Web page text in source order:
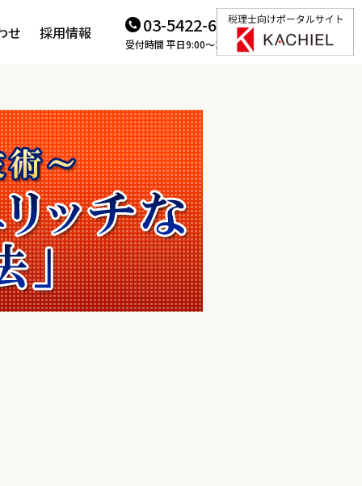
せ 採用情報 03-5422-6166
受付時間 平日9:00～18:00